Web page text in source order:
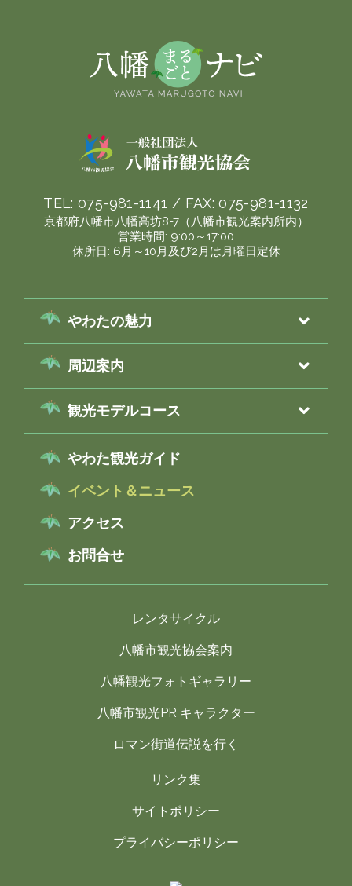
TEL:075-981-1141 / FAX:075-981-1132
京都府八幡市八幡高坊8-7（八幡市観光案内所内）
営業時間: 9:00～17:00
休所日: 6月～10月及び2月は月曜日定休
やわたの魅力
周辺案内
観光モデルコース
やわた観光ガイド
イベント＆ニュース
アクセス
お問合せ
レンタサイクル
八幡市観光協会案内
八幡観光フォトギャラリー
八幡市観光PR キャラクター
ロマン街道伝説を行く
リンク集
サイトポリシー
プライバシーポリシー